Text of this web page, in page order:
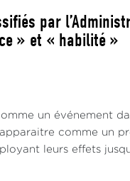
par
» et « habilité »
un événement
comme un
leurs effets